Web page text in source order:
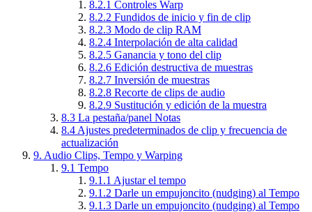
8.2.1 Controles Warp
8.2.2 Fundidos de inicio y fin de clip
8.2.3 Modo de clip RAM
8.2.4 Interpolación de alta calidad
8.2.5 Ganancia y tono del clip
8.2.6 Edición destructiva de muestras
8.2.7 Inversión de muestras
8.2.8 Recorte de clips de audio
8.2.9 Sustitución y edición de la muestra
8.3 La pestaña/panel Notas
8.4 Ajustes predeterminados de clip y frecuencia de
actualización
9. Audio Clips, Tempo y Warping
9.1 Tempo
9.1.1 Ajustar el tempo
9.1.2 Darle un empujoncito (nudging) al Tempo
9.1.3 Darle un empujoncito (nudging) al Tempo